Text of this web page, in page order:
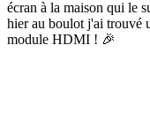
écran à la maison qui le
hier au boulot j'ai trouvé
module HDMI ! 🎉